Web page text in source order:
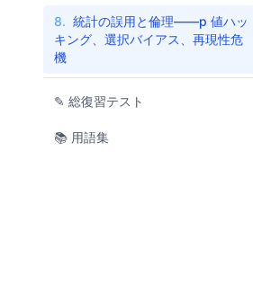
8. 統計の誤用と倫理——p 値ハッ
キング、選択バイアス、再現性危
機
✎ 総復習テスト
📚 用語集